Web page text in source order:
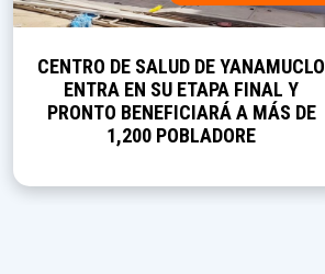
CENTRO DE SALUD DE YANAMUCLO
ENTRA EN SU ETAPA FINAL Y
PRONTO BENEFICIARÁ A MÁS DE
1,200 POBLADORE